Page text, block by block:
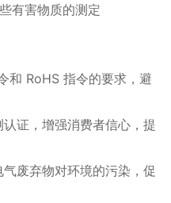
有害物质的测定
和 RoHS 指令的要求，避
证，增强消费者信心，提
废弃物对环境的污染，促